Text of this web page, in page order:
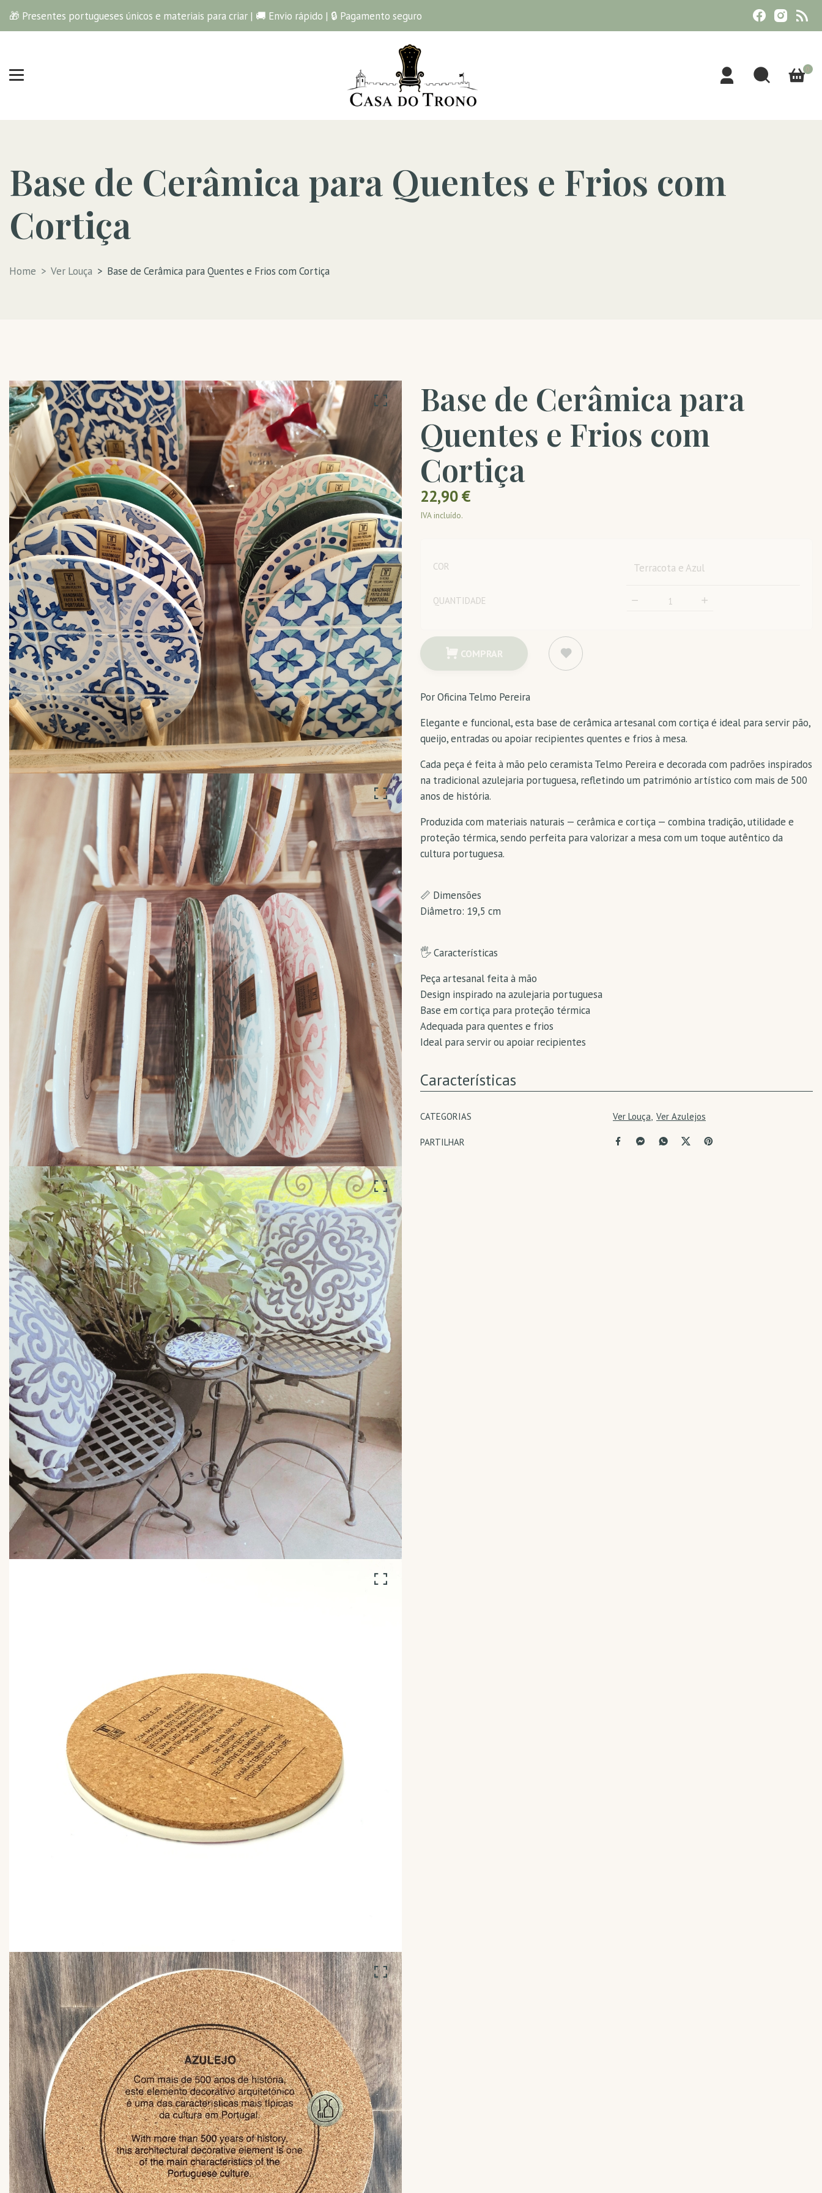
🎁 Presentes portugueses únicos e materiais para criar | 🚚 Envio rápido | 🔒 Pagamento seguro
0
Base de Cerâmica para Quentes e Frios com
Cortiça
Home Ver Louça Base de Cerâmica para Quentes e Frios com Cortiça
Base de Cerâmica para
Quentes e Frios com
Cortiça
22,90 €
IVA incluído.
COR Terracota e Azul
QUANTIDADE
COMPRAR
Por Oficina Telmo Pereira
Elegante e funcional, esta base de cerâmica artesanal com cortiça é ideal para servir pão,
queijo, entradas ou apoiar recipientes quentes e frios à mesa.
Cada peça é feita à mão pelo ceramista Telmo Pereira e decorada com padrões inspirados
na tradicional azulejaria portuguesa, refletindo um património artístico com mais de 500
anos de história.
Produzida com materiais naturais — cerâmica e cortiça — combina tradição, utilidade e
proteção térmica, sendo perfeita para valorizar a mesa com um toque autêntico da
cultura portuguesa.
📏 Dimensões
Diâmetro: 19,5 cm
🖐️ Características
Peça artesanal feita à mão
Design inspirado na azulejaria portuguesa
Base em cortiça para proteção térmica
Adequada para quentes e frios
Ideal para servir ou apoiar recipientes
Características
Características
CATEGORIAS Ver Louça Ver Azulejos
PARTILHAR